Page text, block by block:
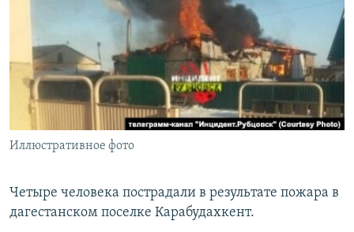
РАСПИСАНИЕ ВЕЩАНИЯ
ПОДПИШИТЕСЬ НА РАССЫЛКУ
СОЦИАЛЬНЫЕ СЕТИ
Все сайты РСЕ/РС
Иллюстративное фото
Четыре человека пострадали в результате пожара в
дагестанском поселке Карабудахкент.